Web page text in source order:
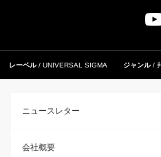
レーベル UNIVERSAL SIGMA ジャンル
ニュースレター
会社概要